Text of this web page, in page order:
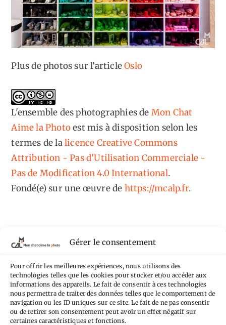
Gérer le consentement
Pour offrir les meilleures expériences, nous utilisons des
technologies telles que les cookies pour stocker et/ou accéder aux
informations des appareils. Le fait de consentir à ces technologies
nous permettra de traiter des données telles que le comportement de
navigation ou les ID uniques sur ce site. Le fait de ne pas consentir
ou de retirer son consentement peut avoir un effet négatif sur
certaines caractéristiques et fonctions.
Plus de photos sur l'articleOslo
L'ensemble des photographiesde Mon Chat
Aime la Photoest mis à disposition selon les
termes de lalicence Creative Commons
Attribution - Pas d'Utilisation Commerciale -
Pas de Modification 4.0 International.
Fondé(e) sur une œuvre de https://mcalp.fr.
Ailleurs Aimez-vous bordelAllemagne Andorre
Anti tourismeBarBelgiqueBurgerChat
perchéCircuitDanemark